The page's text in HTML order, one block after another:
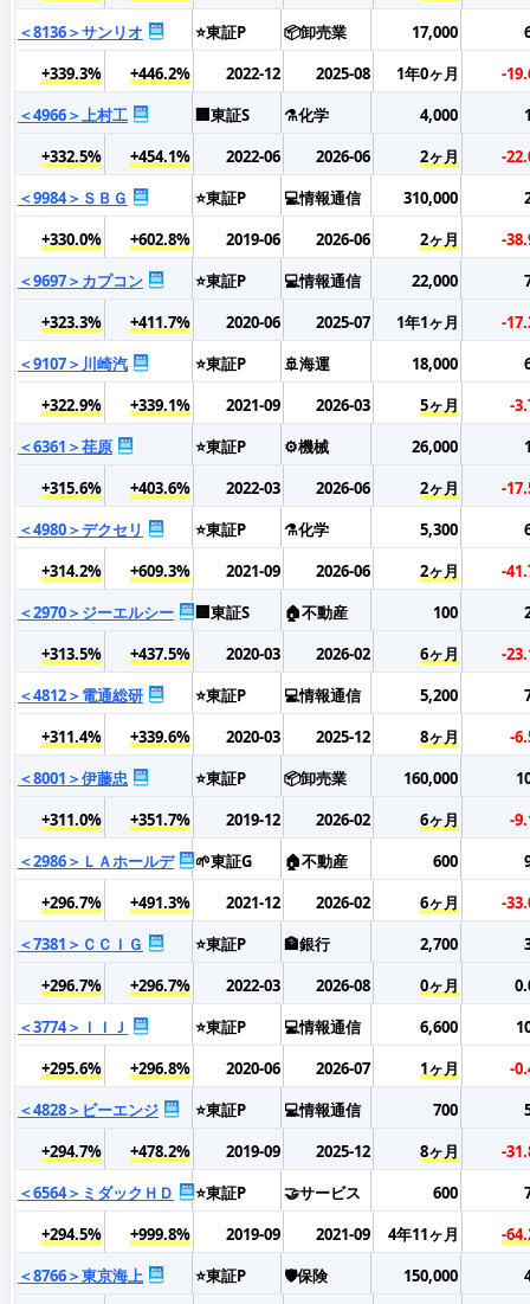
＜8136＞サンリオ
⭐東証P 📦卸売業 17,000
+339.3%
+446.2% 2022-12 2025-08 1年0ヶ月
-
＜4966＞上村工
🏢東証S ⚗️化学 4,000
+332.5%
+454.1% 2022-06 2026-06 2ヶ月
-
＜9984＞ＳＢＧ
⭐東証P 💻情報通信 310,000
+330.0%
+602.8% 2019-06 2026-06 2ヶ月
-
＜9697＞カプコン
⭐東証P 💻情報通信 22,000
+323.3%
+411.7% 2020-06 2025-07 1年1ヶ月
-
＜9107＞川崎汽
⭐東証P 🚢海運 18,000
+322.9%
+339.1% 2021-09 2026-03 5ヶ月
-
＜6361＞荏原
⭐東証P ⚙️機械 26,000
+315.6%
+403.6% 2022-03 2026-06 2ヶ月
-
＜4980＞デクセリ
⭐東証P ⚗️化学 5,300
+314.2%
+609.3% 2021-09 2026-06 2ヶ月
-
＜2970＞ジーエルシー
🏢東証S 🏠不動産 100
+313.5%
+437.5% 2020-03 2026-02 6ヶ月
-
＜4812＞電通総研
⭐東証P 💻情報通信 5,200
+311.4%
+339.6% 2020-03 2025-12 8ヶ月
-
＜8001＞伊藤忠
⭐東証P 📦卸売業 160,000
+311.0%
+351.7% 2019-12 2026-02 6ヶ月
-
＜2986＞ＬＡホールデ
🌱東証G 🏠不動産 600
+296.7%
+491.3% 2021-12 2026-02 6ヶ月
-
＜7381＞ＣＣＩＧ
⭐東証P 🏦銀行 2,700
+296.7%
+296.7% 2022-03 2026-08 0ヶ月
＜3774＞ＩＩＪ
⭐東証P 💻情報通信 6,600
+295.6%
+296.8% 2020-06 2026-07 1ヶ月
-
＜4828＞ビーエンジ
⭐東証P 💻情報通信 700
+294.7%
+478.2% 2019-09 2025-12 8ヶ月
-
＜6564＞ミダックＨＤ
⭐東証P 🤝サービス 600
+294.5%
+999.8% 2019-09 2021-09 4年11ヶ月
-
＜8766＞東京海上
⭐東証P 🛡️保険 150,000